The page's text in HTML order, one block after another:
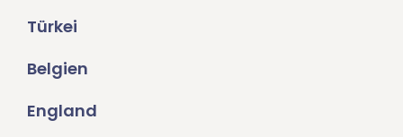
Türkei
Belgien
England